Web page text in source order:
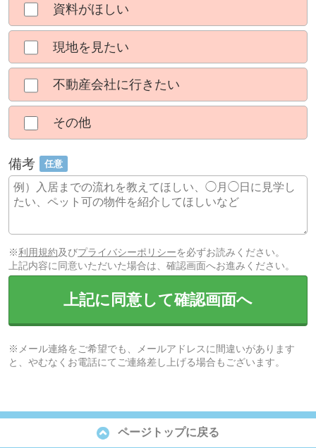
資料がほしい
現地を見たい
不動産会社に行きたい
その他
備考 任意
※利用規約及びプライバシーポリシーを必ずお読みください。
上記内容に同意いただいた場合は、確認画面へお進みください。
上記に同意して確認画面へ
※メール連絡をご希望でも、メールアドレスに間違いがあります
と、やむなくお電話にてご連絡差し上げる場合もございます。
ページトップに戻る